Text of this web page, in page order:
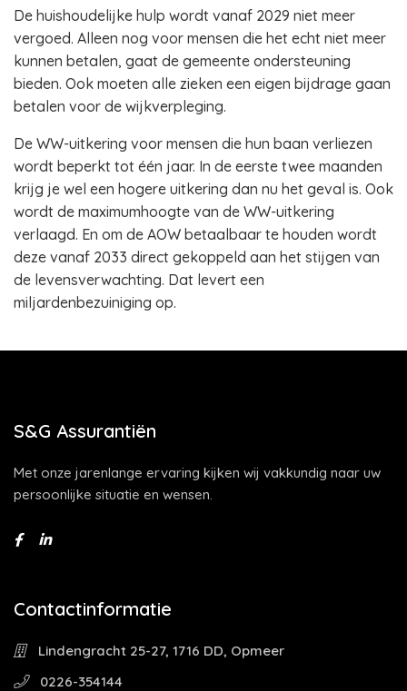
De huishoudelijke hulp wordt vanaf 2029 niet meer
vergoed. Alleen nog voor mensen die het echt niet meer
kunnen betalen, gaat de gemeente ondersteuning
bieden. Ook moeten alle zieken een eigen bijdrage gaan
betalen voor de wijkverpleging.
De WW-uitkering voor mensen die hun baan verliezen
wordt beperkt tot één jaar. In de eerste twee maanden
krijg je wel een hogere uitkering dan nu het geval is. Ook
wordt de maximumhoogte van de WW-uitkering
verlaagd. En om de AOW betaalbaar te houden wordt
deze vanaf 2033 direct gekoppeld aan het stijgen van
de levensverwachting. Dat levert een
miljardenbezuiniging op.
S&G Assurantiën
Met onze jarenlange ervaring kijken wij vakkundig naar uw
persoonlijke situatie en wensen.
Contactinformatie
Lindengracht 25-27, 1716 DD, Opmeer
0226-354144